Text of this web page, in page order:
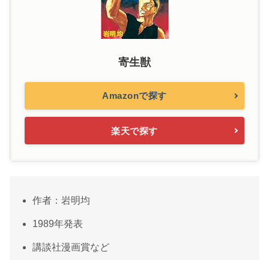
寄生獣
Amazonで探す
楽天で探す
作者：岩明均
1989年発表
講談社漫画賞など